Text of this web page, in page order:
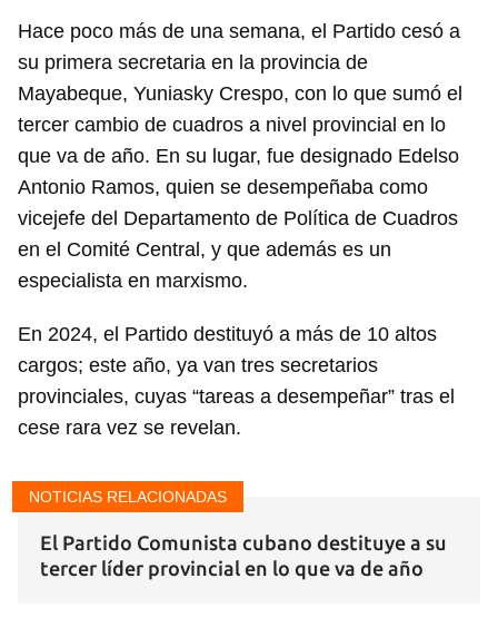
Guardar como favorito
Para poder guardar como favorito, primero has de
iniciar sesión con tu cuenta de 14ymedio.
INICIAR SESIÓN CANCELAR
Hace poco más de una semana, el Partido cesó a
su primera secretaria en la provincia de
Mayabeque, Yuniasky Crespo, con lo que sumó el
tercer cambio de cuadros a nivel provincial en lo
que va de año. En su lugar, fue designado Edelso
Antonio Ramos, quien se desempeñaba como
vicejefe del Departamento de Política de Cuadros
en el Comité Central, y que además es un
especialista en marxismo.
En 2024, el Partido destituyó a más de 10 altos
cargos; este año, ya van tres secretarios
provinciales, cuyas “tareas a desempeñar” tras el
cese rara vez se revelan.
NOTICIAS RELACIONADAS
El Partido Comunista cubano destituye a su
tercer líder provincial en lo que va de año